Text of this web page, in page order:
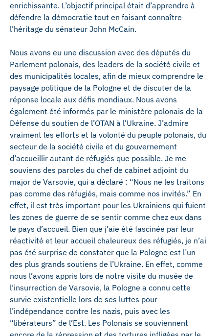
enrichissante. L’objectif principal était d’apprendre à
défendre la démocratie tout en faisant connaître
l’héritage du sénateur John McCain.
Nous avons eu une discussion avec des députés du
Parlement polonais, des leaders de la société civile et
des municipalités locales, afin de mieux comprendre le
paysage politique de la Pologne et de discuter de la
réponse locale aux défis mondiaux. Nous avons
également été informés par le ministère polonais de la
Défense du soutien de l’OTAN à l’Ukraine. J’admire
vraiment les efforts et la volonté du peuple polonais, du
secteur de la société civile et du gouvernement
d’accueillir autant de réfugiés que possible. Je me
souviens des paroles du chef de cabinet adjoint du
major de Varsovie, qui a déclaré : “Nous ne les traitons
pas comme des réfugiés, mais comme nos invités.” En
effet, il est très important pour les Ukrainiens qui fuient
les zones de guerre de se sentir comme chez eux dans
le pays d’accueil. Bien que j’aie été fascinée par leur
réactivité et leur accueil chaleureux des réfugiés, je n’ai
pas été surprise de constater que la Pologne est l’un
des plus grands soutiens de l’Ukraine. En effet, comme
nous l’avons appris lors de notre visite du musée de
l’insurrection de Varsovie, la Pologne a connu cette
survie existentielle lors de ses luttes pour
l’indépendance contre les nazis, puis avec les
“libérateurs” de l’Est. Les Polonais se souviennent